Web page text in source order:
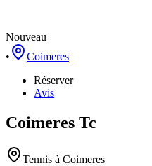
Nouveau
•
Coimeres
Réserver
Avis
Coimeres Tc
Tennis à Coimeres